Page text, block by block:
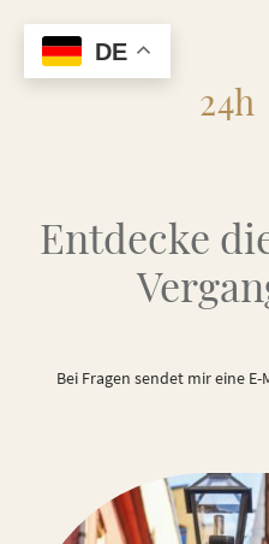
24h
Entdecke
Bei Fragen sendet mir eine
DE